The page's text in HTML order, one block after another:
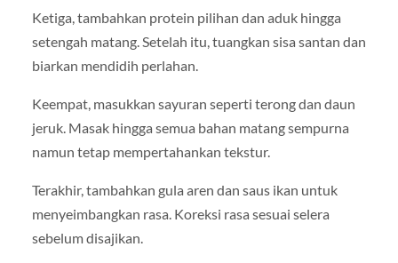
Ketiga, tambahkan protein pilihan dan aduk hingga
setengah matang. Setelah itu, tuangkan sisa santan dan
biarkan mendidih perlahan.
Keempat, masukkan sayuran seperti terong dan daun
jeruk. Masak hingga semua bahan matang sempurna
namun tetap mempertahankan tekstur.
Terakhir, tambahkan gula aren dan saus ikan untuk
menyeimbangkan rasa. Koreksi rasa sesuai selera
sebelum disajikan.